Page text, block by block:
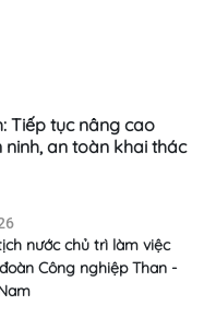
Tiếp tục nâng cao
an toàn khai thác
nước chủ trì làm việc
Công nghiệp Than -